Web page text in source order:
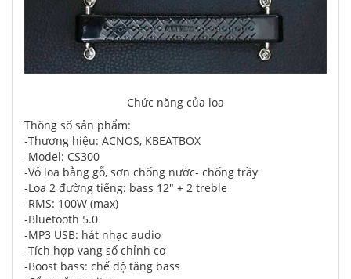
Chức năng của loa
Thông số sản phẩm:
-Thương hiệu: ACNOS, KBEATBOX
-Model: CS300
-Vỏ loa bằng gỗ, sơn chống nước- chống trầy
-Loa 2 đường tiếng: bass 12" + 2 treble
-RMS: 100W (max)
-Bluetooth 5.0
-MP3 USB: hát nhạc audio
-Tích hợp vang số chỉnh cơ
-Boost bass: chế độ tăng bass